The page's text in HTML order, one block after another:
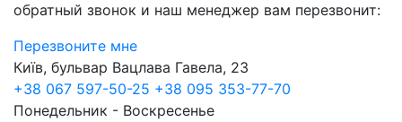
обратный звонок и наш менеджер вам перезвонит:
Перезвоните мне
Київ, бульвар Вацлава Гавела, 23
+38 067 597-50-25 +38 095 353-77-70
Понедельник - Воскресенье